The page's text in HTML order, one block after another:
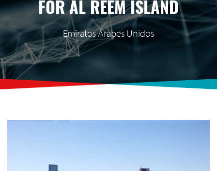
FOR AL REEM ISLAND
Emiratos Árabes Unidos